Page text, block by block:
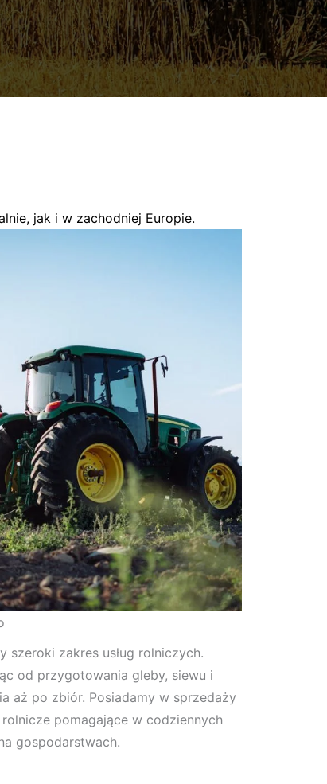
jak i w zachodniej Europie.
szeroki zakres usług rolniczych.
od przygotowania gleby, siewu i
aż po zbiór. Posiadamy w sprzedaży
pomagające w codziennych
gospodarstwach.